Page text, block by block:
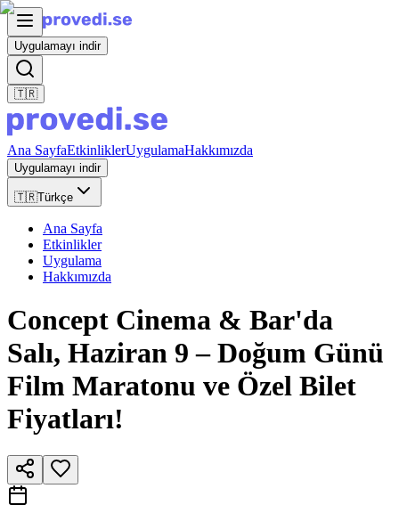
Uygulamayı indir
🇹🇷
Ana SayfaEtkinliklerUygulamaHakkımızda
Uygulamayı indir
🇹🇷Türkçe
Ana Sayfa
Etkinlikler
Uygulama
Hakkımızda
Concept Cinema & Bar'da
Salı, Haziran 9 – Doğum Günü
Film Maratonu ve Özel Bilet
Fiyatları!